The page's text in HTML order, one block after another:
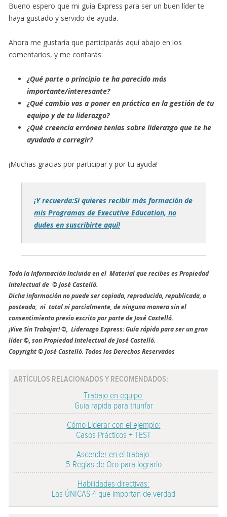
Bueno espero que mi guía Express para ser un buen líder te
haya gustado y servido de ayuda.
Ahora me gustaría que participarás aquí abajo en los
comentarios, y me contarás:
¿Qué parte o principio te ha parecido más
importante/interesante?
¿Qué cambio vas a poner en práctica en la gestión de tu
equipo y de tu liderazgo?
¿Qué creencia errónea tenías sobre liderazgo que te he
ayudado a corregir?
¡Muchas gracias por participar y por tu ayuda!
¡Y recuerda:Si quieres recibir más formación de
mis Programas de Executive Education, no
dudes en suscribirte aquí!
Toda la Información Incluida en el Material que recibes es Propiedad
Intelectual de © José Castelló.
Dicha información no puede ser copiada, reproducida, republicada, o
posteada, ni total ni parcialmente, de ninguna manera sin el
consentimiento previo escrito por parte de José Castelló.
¡Vive Sin Trabajar! ©, Liderazgo Express: Guía rápida para ser un gran
líder ©, son Propiedad Intelectual de José Castelló.
Copyright © José Castelló. Todos los Derechos Reservados
ARTÍCULOS RELACIONADOS Y RECOMENDADOS:
Trabajo en equipo:
Guia rapida para triunfar
Cómo Liderar con el ejemplo:
Casos Prácticos + TEST
Ascender en el trabajo:
5 Reglas de Oro para lograrlo
Habilidades directivas:
Las ÚNICAS 4 que importan de verdad